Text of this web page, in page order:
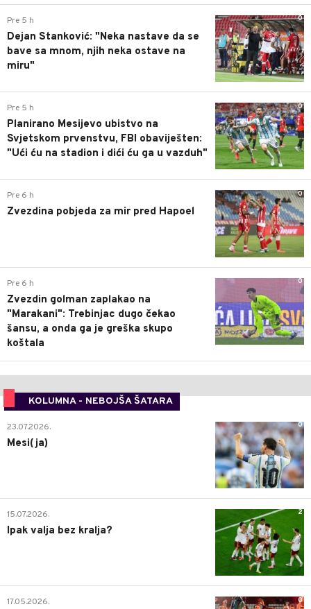
0
Pre 5 h
Dejan Stanković: "Neka nastave da se
bave sa mnom, njih neka ostave na
miru"
0
Pre 5 h
Planirano Mesijevo ubistvo na
Svjetskom prvenstvu, FBI obaviješten:
"Ući ću na stadion i dići ću ga u vazduh"
0
Pre 6 h
Zvezdina pobjeda za mir pred Hapoel
0
Pre 6 h
Zvezdin golman zaplakao na
"Marakani": Trebinjac dugo čekao
šansu, a onda ga je greška skupo
koštala
KOLUMNA - NEBOJŠA ŠATARA
0
23.07.2026.
Mesi(ja)
2
15.07.2026.
Ipak valja bez kralja?
0
17.05.2026.